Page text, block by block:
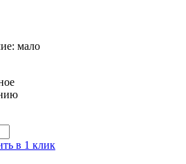
мало
в 1 клик